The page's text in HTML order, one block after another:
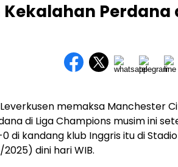
Kekalahan Perdana
memaksa Manchester
di Liga Champions musim ini
di kandang klub Inggris itu di
dini hari WIB.